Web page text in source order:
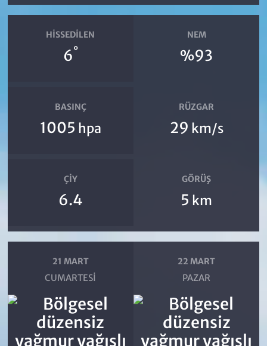
HISSEDILEN
6°
NEM
%93
BASINÇ
1005 hpa
RÜZGAR
29 km/s
ÇIY
6.4
GÖRÜŞ
5 km
21 MART
CUMARTESI
22 MART
PAZAR